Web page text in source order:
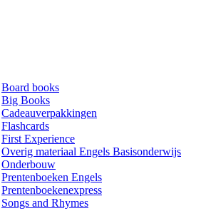
Board books
Big Books
Cadeauverpakkingen
Flashcards
First Experience
Overig materiaal Engels Basisonderwijs
Onderbouw
Prentenboeken Engels
Prentenboekenexpress
Songs and Rhymes